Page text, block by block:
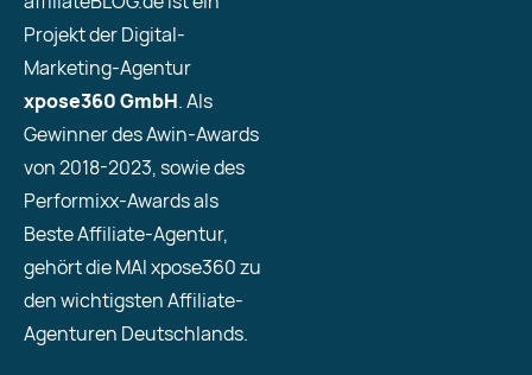
Projekt der Digital-
Marketing-Agentur
xpose360 GmbH. Als
Gewinner des Awin-Awards
von 2018-2023, sowie des
Performixx-Awards als
Beste Affiliate-Agentur,
gehört die MAI xpose360 zu
den wichtigsten Affiliate-
Agenturen Deutschlands.